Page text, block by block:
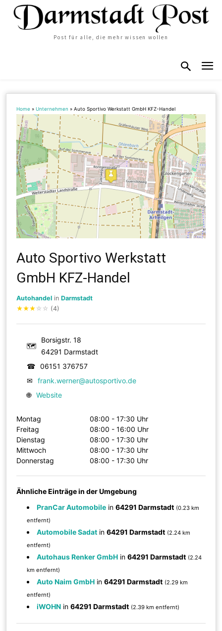
Post für alle, die mehr wissen wollen
Home »Unternehmen »Auto Sportivo Werkstatt GmbH KFZ-Handel
Auto Sportivo Werkstatt
GmbH KFZ-Handel
Autohandel inDarmstadt
★★★ ☆ ☆ (4)
🗺
Borsigstr. 18
64291 Darmstadt
☎
06151 376757
✉
frank.werner@autosportivo.de
🌐 Website
Montag
08:00 - 17:30 Uhr
Freitag
08:00 - 16:00 Uhr
Dienstag
08:00 - 17:30 Uhr
Mittwoch
08:00 - 17:30 Uhr
Donnerstag
08:00 - 17:30 Uhr
Ähnliche Einträge in der Umgebung
PranCar Automobile in64291 Darmstadt (0.23 km
entfernt)
Automobile Sadat in64291 Darmstadt (2.24 km
entfernt)
Autohaus Renker GmbH in64291 Darmstadt (2.24
km entfernt)
Auto Naim GmbH in64291 Darmstadt (2.29 km
entfernt)
iWOHN in64291 Darmstadt (2.39 km entfernt)